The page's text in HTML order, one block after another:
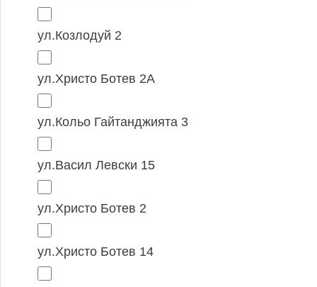
ул.Козлодуй 2
ул.Христо Ботев 2А
ул.Кольо Гайтанджията 3
ул.Васил Левски 15
ул.Христо Ботев 2
ул.Христо Ботев 14